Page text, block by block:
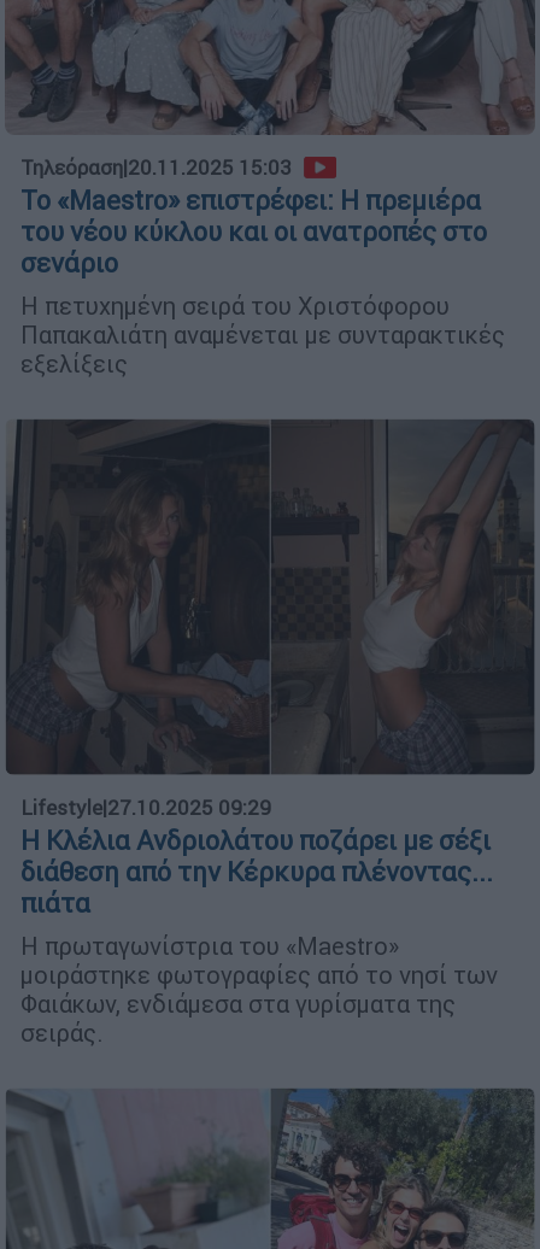
Τηλεόραση|20.11.2025 15:03
Το «Maestro» επιστρέφει: Η πρεμιέρα
του νέου κύκλου και οι ανατροπές στο
σενάριο
Η πετυχημένη σειρά του Χριστόφορου
Παπακαλιάτη αναμένεται με συνταρακτικές
εξελίξεις
Lifestyle|27.10.2025 09:29
Η Κλέλια Ανδριολάτου ποζάρει με σέξι
διάθεση από την Κέρκυρα πλένοντας...
πιάτα
Η πρωταγωνίστρια του «Maestro»
μοιράστηκε φωτογραφίες από το νησί των
Φαιάκων, ενδιάμεσα στα γυρίσματα της
σειράς.